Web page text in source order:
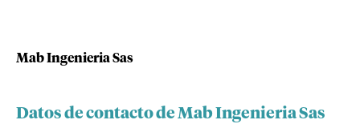
Mab Ingenieria Sas
Datos de contacto de Mab Ingenieria Sas